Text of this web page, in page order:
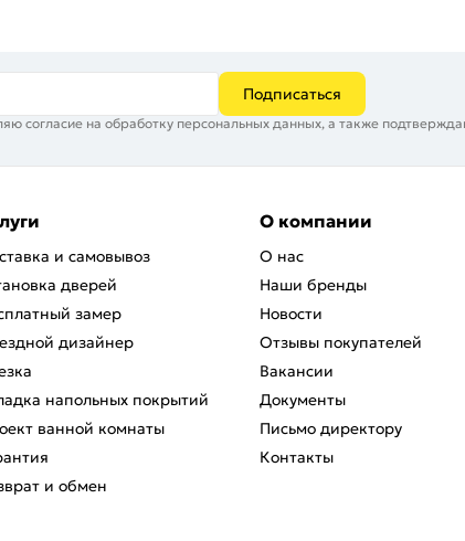
Подписаться
на обработку персональных данных, а также
и самовывоз
дверей
замер
дизайнер
напольных покрытий
ванной комнаты
и обмен
О компании
О нас
Наши бренды
Новости
Отзывы покупателей
Вакансии
Документы
Письмо директору
Контакты